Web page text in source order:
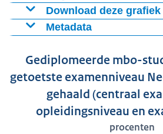
Studiejaar Instellingsexamen
2020-2021
2022-2023 97%
2023-2024 97%
2024-2025* 97%
Download deze grafiek
Figuur als PNG
Metadata
Gediplomeerde mbo-
getoetste examenniveau
gehaald (centraal
opleidingsniveau en
procenten